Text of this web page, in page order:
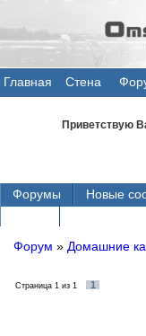
Главная
Стена
Приветствую
Форумы Новые
Форум » Домашние
Страница 1 из 1 1